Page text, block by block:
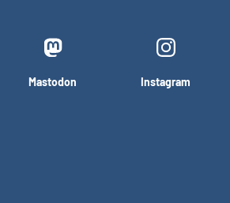
Mastodon Instagram